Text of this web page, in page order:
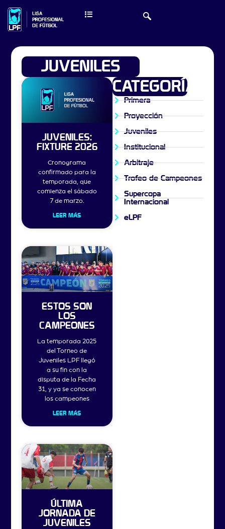
JUVENILES
JUVENILES:
FIXTURE 2026
Cronograma
confirmado para la
temporada, que
comienza el sábado
7 de marzo.
LEER MÁS
ESTOS SON
LOS
CAMPEONES
La temporada 2025
del Torneo de
Juveniles LPF llegó
a su fin con la
disputa de la Fecha
31, y ya se conocen
los campeones
LEER MÁS
ÚLTIMA
JORNADA DE
JUVENILES
CATEGORÍAS
Primera
Proyección
Juveniles
Institucional
Arbitraje
Trofeo de Campeones
Supercopa
Internacional
eLPF